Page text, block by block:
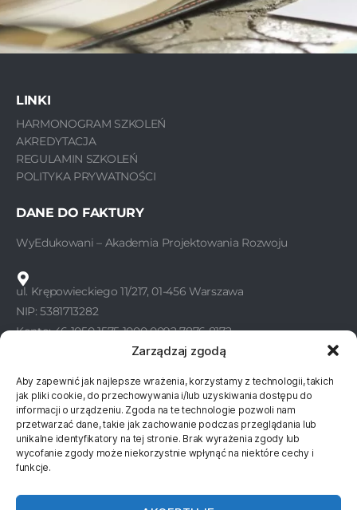
Zarządzaj zgodą
Aby zapewnić jak najlepsze wrażenia, korzystamy z technologii, takich
jak pliki cookie, do przechowywania i/lub uzyskiwania dostępu do
informacji o urządzeniu. Zgoda na te technologie pozwoli nam
przetwarzać dane, takie jak zachowanie podczas przeglądania lub
unikalne identyfikatory na tej stronie. Brak wyrażenia zgody lub
wycofanie zgody może niekorzystnie wpłynąć na niektóre cechy i
funkcje.
KONTAKT
WyEdukowani
577 811 830
DANE DO FAKTURY
WyEdukowani – Akademia Projektowania Rozwoju
ul. Krępowieckiego 11/217, 01-456 Warszawa
NIP: 5381713282
Konto: 46 1050 1575 1000 0092 7876 8172
LINKI
HARMONOGRAM SZKOLEŃ
AKREDYTACJA
REGULAMIN SZKOLEŃ
POLITYKA PRYWATNOŚCI